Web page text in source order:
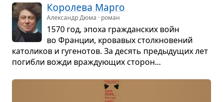
Коро­лева Марго
Александр Дюма · роман
1570 год, эпоха гра­ждан­ских войн
во Фран­ции, кро­ва­вых столк­но­ве­ний
като­ли­ков и гуге­но­тов. За десять пре­ды­ду­щих лет
погибли вожди враж­ду­ю­щих сто­рон...